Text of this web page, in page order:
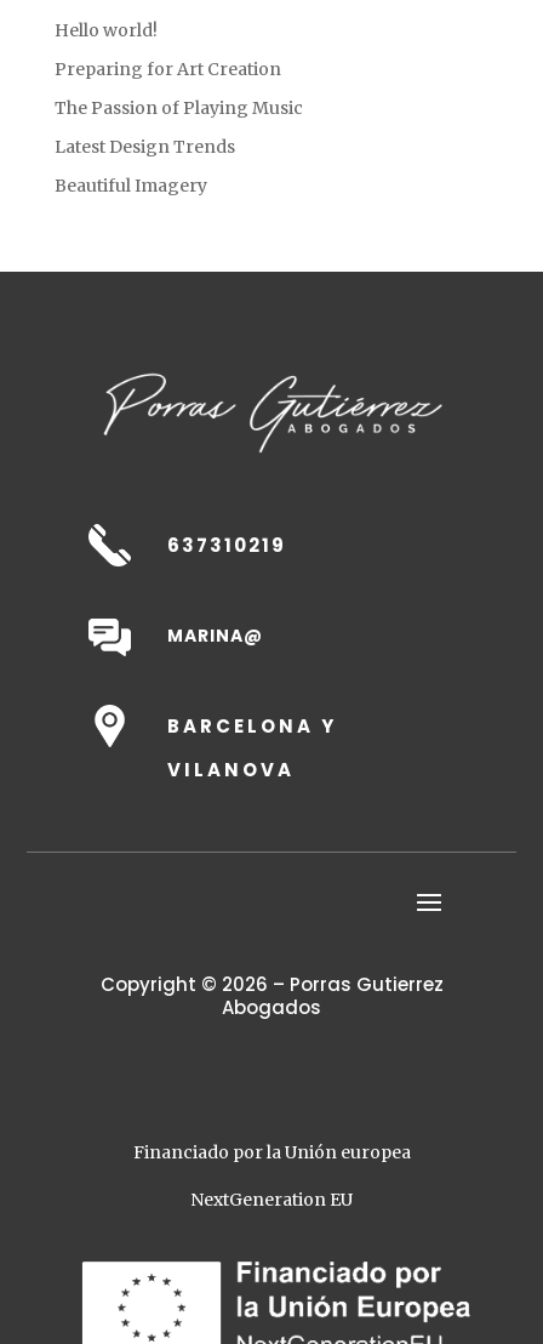
Hello world!
Preparing for Art Creation
The Passion of Playing Music
Latest Design Trends
Beautiful Imagery
637310219
MARINA@
BARCELONA Y
VILANOVA
Copyright © 2026 – Porras Gutierrez
Abogados
Financiado por la Unión europea
NextGeneration EU